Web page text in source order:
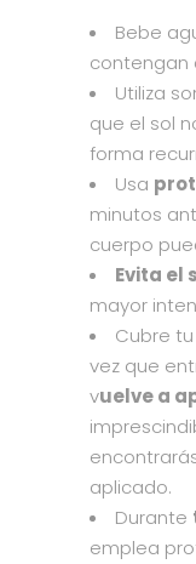
Bebe
contengan
Utiliza
que el sol
forma
Usa
minutos
cuerpo
Evita el
mayor
Cubre
vez que
vuelve a
aplicado.
Durante
emplea